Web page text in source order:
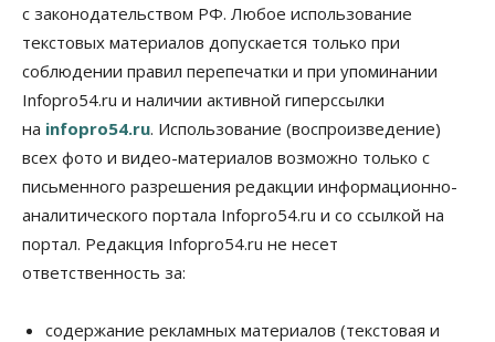
Власть
В Новосибирске многодетным семьям вручили
сертификаты на покупку автомобилей
07 Августа 2026, 13:55
Авто Общество
Треть автовладельцев в Новосибирской области
«поставили машины на прикол»
07 Августа 2026, 13:00
Власть
Школы, библиотеки, пешеходные тротуары:
депутаты Госдумы контролируют работы на
с законодательством РФ. Любое использование
текстовых материалов допускается только при
соблюдении правил перепечатки и при упоминании
Infopro54.ru и наличии активной гиперссылки
на infopro54.ru. Использование (воспроизведение)
всех фото и видео-материалов возможно только с
письменного разрешения редакции информационно-
аналитического портала Infopro54.ru и со ссылкой на
портал. Редакция Infopro54.ru не несет
ответственность за:
содержание рекламных материалов (текстовая и